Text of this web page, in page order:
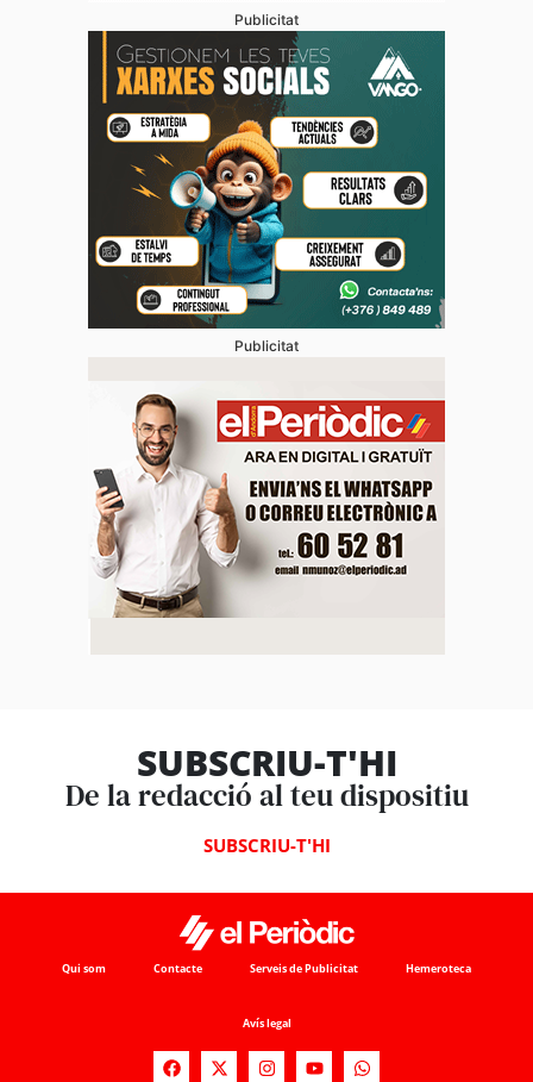
Publicitat
Publicitat
SUBSCRIU-T'HI
De la redacció al teu dispositiu
SUBSCRIU-T'HI
Qui som Contacte Serveis de Publicitat Hemeroteca
Avís legal